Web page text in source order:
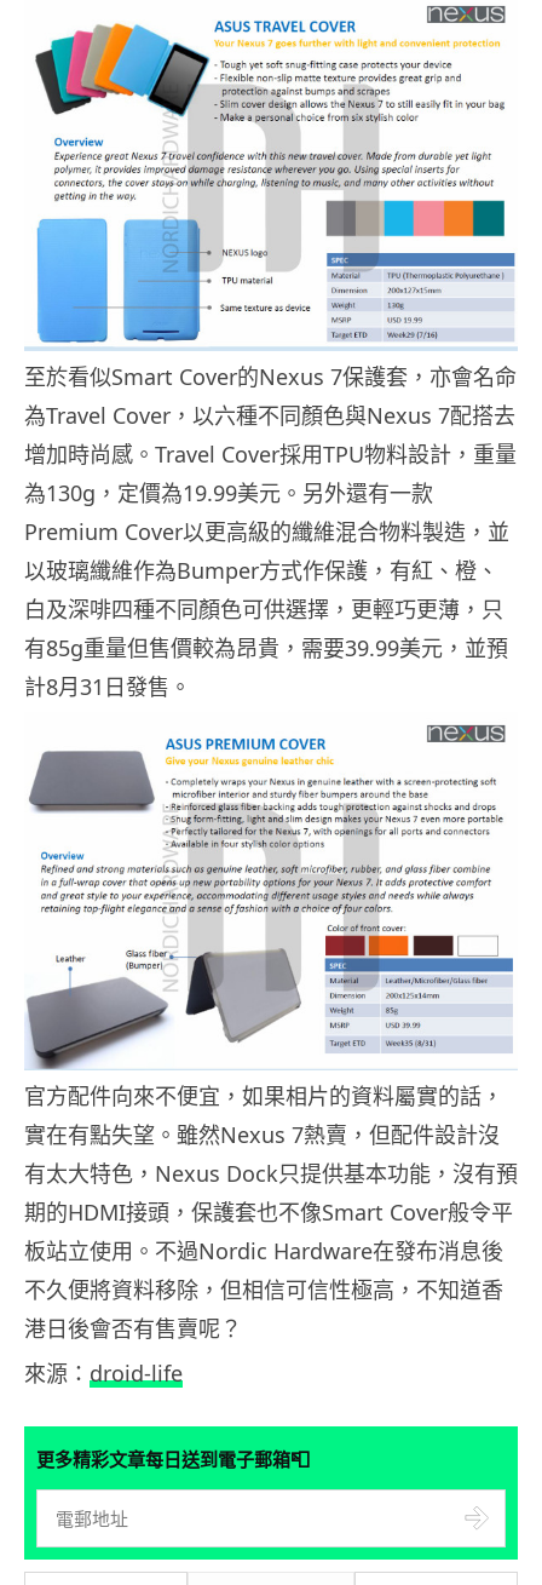
至於看似Smart Cover的Nexus 7保護套，亦會名命
為Travel Cover，以六種不同顏色與Nexus 7配搭去
增加時尚感。Travel Cover採用TPU物料設計，重量
為130g，定價為19.99美元。另外還有一款
Premium Cover以更高級的纖維混合物料製造，並
以玻璃纖維作為Bumper方式作保護，有紅、橙、
白及深啡四種不同顏色可供選擇，更輕巧更薄，只
有85g重量但售價較為昂貴，需要39.99美元，並預
計8月31日發售。
官方配件向來不便宜，如果相片的資料屬實的話，
實在有點失望。雖然Nexus 7熱賣，但配件設計沒
有太大特色，Nexus Dock只提供基本功能，沒有預
期的HDMI接頭，保護套也不像Smart Cover般令平
板站立使用。不過Nordic Hardware在發布消息後
不久便將資料移除，但相信可信性極高，不知道香
港日後會否有售賣呢？
來源： droid-life
更多精彩文章每日送到電子郵箱📮